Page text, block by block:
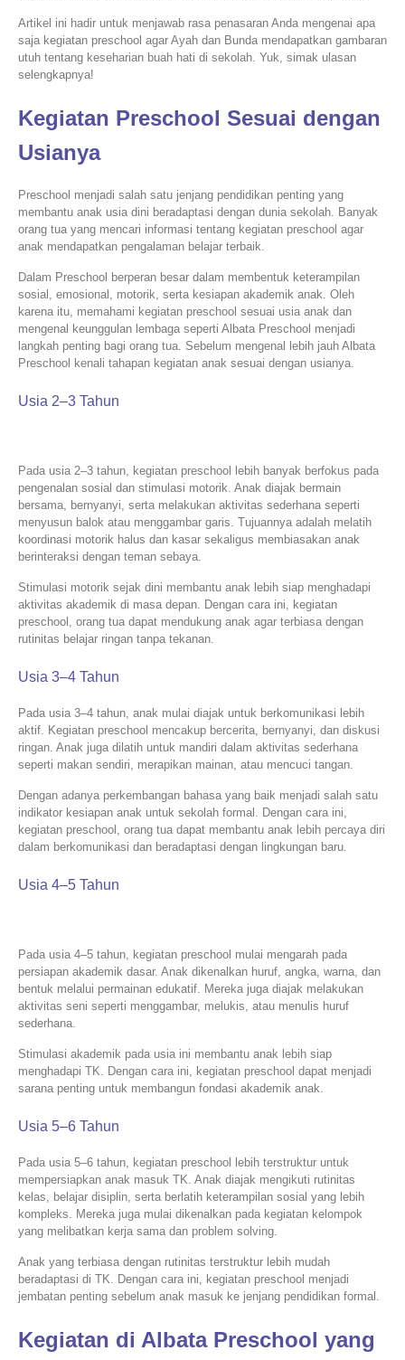
Artikel ini hadir untuk menjawab rasa penasaran Anda mengenai apa
saja kegiatan preschool agar Ayah dan Bunda mendapatkan gambaran
utuh tentang keseharian buah hati di sekolah. Yuk, simak ulasan
selengkapnya!
Kegiatan Preschool Sesuai dengan
Usianya
Preschool menjadi salah satu jenjang pendidikan penting yang
membantu anak usia dini beradaptasi dengan dunia sekolah. Banyak
orang tua yang mencari informasi tentang kegiatan preschool agar
anak mendapatkan pengalaman belajar terbaik.
Dalam Preschool berperan besar dalam membentuk keterampilan
sosial, emosional, motorik, serta kesiapan akademik anak. Oleh
karena itu, memahami kegiatan preschool sesuai usia anak dan
mengenal keunggulan lembaga seperti Albata Preschool menjadi
langkah penting bagi orang tua. Sebelum mengenal lebih jauh Albata
Preschool kenali tahapan kegiatan anak sesuai dengan usianya.
Usia 2–3 Tahun
Pada usia 2–3 tahun, kegiatan preschool lebih banyak berfokus pada
pengenalan sosial dan stimulasi motorik. Anak diajak bermain
bersama, bernyanyi, serta melakukan aktivitas sederhana seperti
menyusun balok atau menggambar garis. Tujuannya adalah melatih
koordinasi motorik halus dan kasar sekaligus membiasakan anak
berinteraksi dengan teman sebaya.
Stimulasi motorik sejak dini membantu anak lebih siap menghadapi
aktivitas akademik di masa depan. Dengan cara ini, kegiatan
preschool, orang tua dapat mendukung anak agar terbiasa dengan
rutinitas belajar ringan tanpa tekanan.
Usia 3–4 Tahun
Pada usia 3–4 tahun, anak mulai diajak untuk berkomunikasi lebih
aktif. Kegiatan preschool mencakup bercerita, bernyanyi, dan diskusi
ringan. Anak juga dilatih untuk mandiri dalam aktivitas sederhana
seperti makan sendiri, merapikan mainan, atau mencuci tangan.
Dengan adanya perkembangan bahasa yang baik menjadi salah satu
indikator kesiapan anak untuk sekolah formal. Dengan cara ini,
kegiatan preschool, orang tua dapat membantu anak lebih percaya diri
dalam berkomunikasi dan beradaptasi dengan lingkungan baru.
Usia 4–5 Tahun
Pada usia 4–5 tahun, kegiatan preschool mulai mengarah pada
persiapan akademik dasar. Anak dikenalkan huruf, angka, warna, dan
bentuk melalui permainan edukatif. Mereka juga diajak melakukan
aktivitas seni seperti menggambar, melukis, atau menulis huruf
sederhana.
Stimulasi akademik pada usia ini membantu anak lebih siap
menghadapi TK. Dengan cara ini, kegiatan preschool dapat menjadi
sarana penting untuk membangun fondasi akademik anak.
Usia 5–6 Tahun
Pada usia 5–6 tahun, kegiatan preschool lebih terstruktur untuk
mempersiapkan anak masuk TK. Anak diajak mengikuti rutinitas
kelas, belajar disiplin, serta berlatih keterampilan sosial yang lebih
kompleks. Mereka juga mulai dikenalkan pada kegiatan kelompok
yang melibatkan kerja sama dan problem solving.
Anak yang terbiasa dengan rutinitas terstruktur lebih mudah
beradaptasi di TK. Dengan cara ini, kegiatan preschool menjadi
jembatan penting sebelum anak masuk ke jenjang pendidikan formal.
Kegiatan di Albata Preschool yang